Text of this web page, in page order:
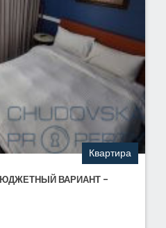
Квартира
ВАРИАНТ -